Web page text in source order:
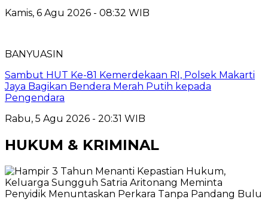
Kamis, 6 Agu 2026 - 08:32 WIB
BANYUASIN
Sambut HUT Ke-81 Kemerdekaan RI, Polsek Makarti
Jaya Bagikan Bendera Merah Putih kepada
Pengendara
Rabu, 5 Agu 2026 - 20:31 WIB
HUKUM & KRIMINAL